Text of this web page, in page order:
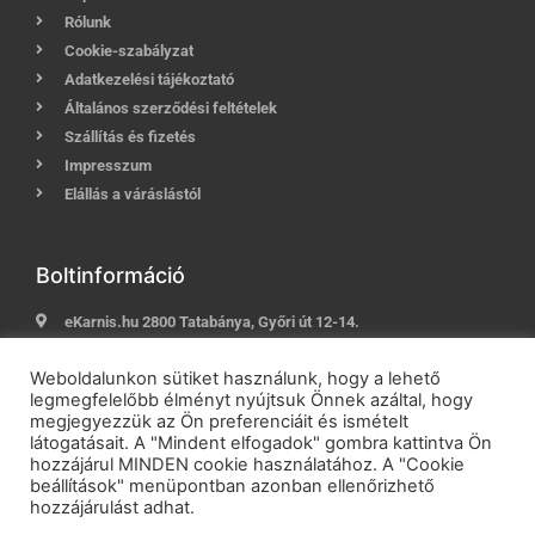
Rólunk
Cookie-szabályzat
Adatkezelési tájékoztató
Általános szerződési feltételek
Szállítás és fizetés
Impresszum
Elállás a váráslástól
Boltinformáció
eKarnis.hu 2800 Tatabánya, Győri út 12-14.
E-mail:info@ekarnis.hu
2021 © eKarnis.hu| Karnis és Függöny Webáruház | Minden
jog fenntartva!
Powered by
Weboldalunkon sütiket használunk, hogy a lehető
legmegfelelőbb élményt nyújtsuk Önnek azáltal, hogy
megjegyezzük az Ön preferenciáit és ismételt
látogatásait. A "Mindent elfogadok" gombra kattintva Ön
hozzájárul MINDEN cookie használatához. A "Cookie
beállítások" menüpontban azonban ellenőrizhető
hozzájárulást adhat.